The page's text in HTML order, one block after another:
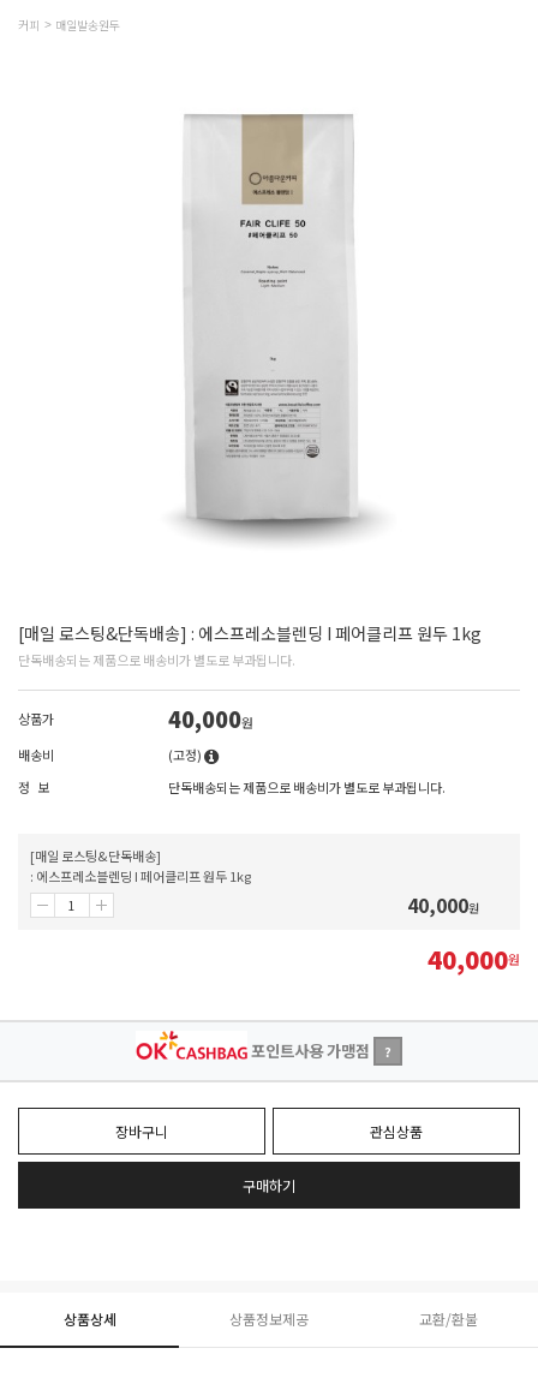
커피 매일발송원두
[매일 로스팅&단독배송] : 에스프레소블렌딩 I 페어클리프 원두 1kg
단독배송되는 제품으로 배송비가 별도로 부과됩니다.
상품가 40,000원
배송비
(고정)
정 보
단독배송되는 제품으로 배송비가 별도로 부과됩니다.
[매일 로스팅&단독배송]
: 에스프레소블렌딩 I 페어클리프 원두 1kg
40,000원
40,000원
포인트사용 가맹점 ?
장바구니 관심상품
구매하기
상품상세 상품정보제공 교환/환불